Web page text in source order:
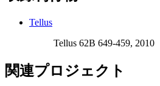
Tellus
Tellus 62B 649-459, 2010
関連プロジェクト